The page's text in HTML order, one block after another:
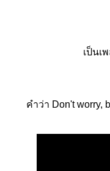
เป็นเ
คำว่า Don't